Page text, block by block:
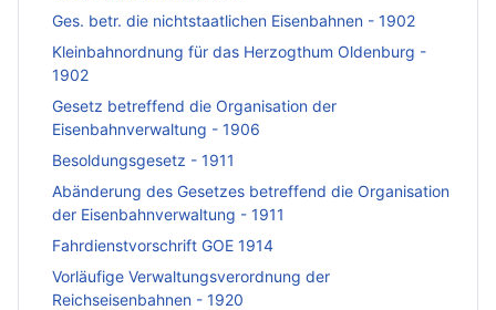
Ges. betr. die nichtstaatlichen Eisenbahnen - 1902
Kleinbahnordnung für das Herzogthum Oldenburg -
1902
Gesetz betreffend die Organisation der
Eisenbahnverwaltung - 1906
Besoldungsgesetz - 1911
Abänderung des Gesetzes betreffend die Organisation
der Eisenbahnverwaltung - 1911
Fahrdienstvorschrift GOE 1914
Vorläufige Verwaltungsverordnung der
Reichseisenbahnen - 1920